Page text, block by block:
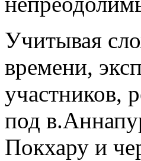
Учитывая
времени,
участников,
под
Покхару и